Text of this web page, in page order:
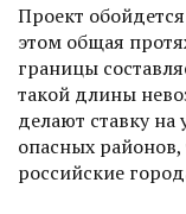
Проект
этом общая
границы
такой длины
делают ставку
опасных
российские